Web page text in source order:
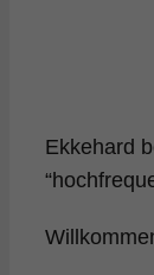
Ekkehard